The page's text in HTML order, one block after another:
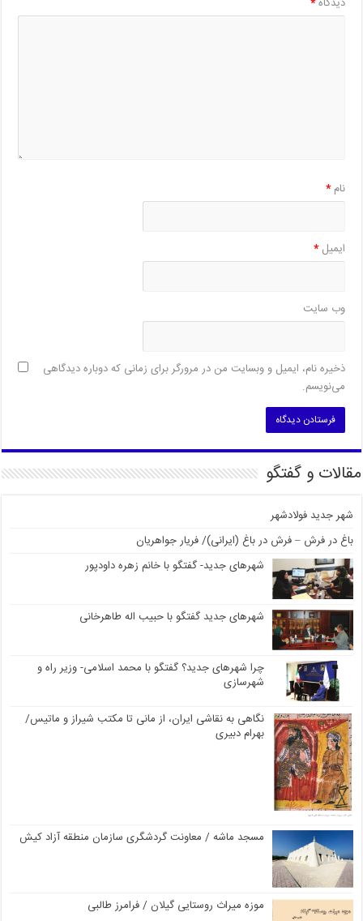
نام*
ایمیل*
وب‌ سایت
ذخیره نام، ایمیل و وبسایت من در مرورگر برای زمانی که دوباره دیدگاهی
می‌نویسم.
مقالات و گفتگو
شهر جدید فولادشهر
باغ در فرش – فرش در باغ (ایرانی)/ فریار جواهریان
شهرهای جدید- گفتگو با خانم زهره داودپور
شهرهای جدید گفتگو با حبیب اله طاهرخانی
چرا شهرهای جدید؟ گفتگو با محمد اسلامی- وزیر راه و
شهرسازی
نگاهی به نقاشی ایران، از مانی تا مکتب شیراز و ماتیس/
بهرام دبیری
مسجد ماشه / معاونت گردشگری سازمان منطقه آزاد کیش
موزه میراث روستایی گیلان / فرامرز طالبی